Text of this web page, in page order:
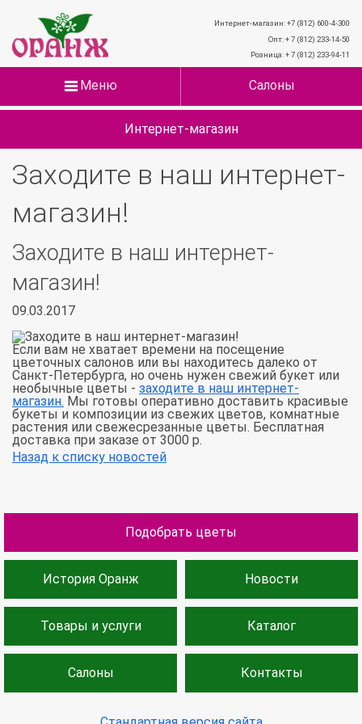
Интернет-магазин: +7 (812) 600-4-300
Опт: + 7 (812) 233-14-50
Розница: + 7 (812) 233-94-11
Меню Салоны
Интернет-магазин
Заходите в наш интернет-
магазин!
Заходите в наш интернет-
магазин!
09.03.2017
Если вам не хватает времени на посещение
цветочных салонов или вы находитесь далеко от
Санкт-Петербурга, но очень нужен свежий букет или
необычные цветы - заходите в наш интернет-
магазин. Мы готовы оперативно доставить красивые
букеты и композиции из свежих цветов, комнатные
растения или свежесрезанные цветы. Бесплатная
доставка при заказе от 3000 р.
Назад к списку новостей
Подобрать цветы
История Оранж Новости
Товары и услуги Каталог
Салоны Контакты